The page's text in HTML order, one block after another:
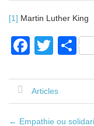
[1] Martin Luther King
F
c
e
b
T
tt
er
P
ta
g
er
Articles
← Empathie ou